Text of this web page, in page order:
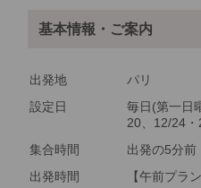
最少催行人
ツアーコー
基本情報・ご案内
出発地
パリ
設定日
毎日(第一日
20、12/24
集合時間
出発の5分前
出発時間
【午前プラ